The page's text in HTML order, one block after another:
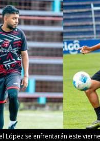
López se enfrentarán este